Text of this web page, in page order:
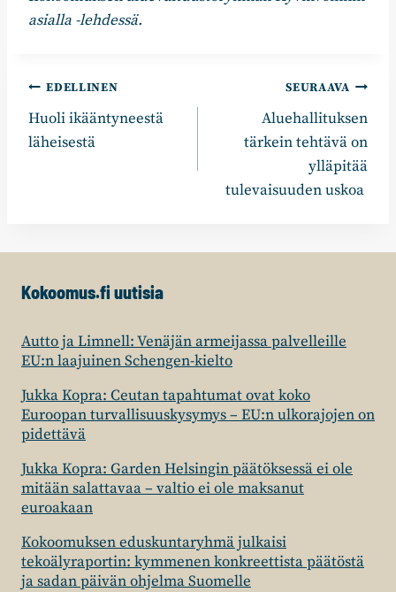
asialla -lehdessä.
Artikkelien
selaus
EDELLINEN
Huoli ikääntyneestä
läheisestä
SEURAAVA
Aluehallituksen
tärkein tehtävä on
ylläpitää
tulevaisuuden uskoa
Kokoomus.fi uutisia
Autto ja Limnell: Venäjän armeijassa palvelleille
EU:n laajuinen Schengen-kielto
Jukka Kopra: Ceutan tapahtumat ovat koko
Euroopan turvallisuuskysymys – EU:n ulkorajojen on
pidettävä
Jukka Kopra: Garden Helsingin päätöksessä ei ole
mitään salattavaa – valtio ei ole maksanut
euroakaan
Kokoomuksen eduskuntaryhmä julkaisi
tekoälyraportin: kymmenen konkreettista päätöstä
ja sadan päivän ohjelma Suomelle